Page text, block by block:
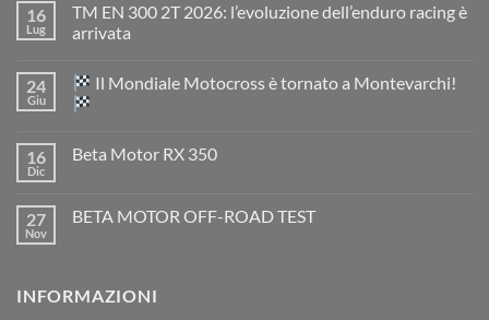
16
Lug
TM EN 300 2T 2026: l’evoluzione dell’enduro racing è
arrivata
su
TM
EN
2026:
è
arrivata
24
Giu
Il Mondiale Motocross è tornato a Montevarchi!
su
Motocross
è
16
Dic
Beta Motor RX 350
Beta
27
Nov
BETA MOTOR OFF-ROAD TEST
MOTOR
INFORMAZIONI